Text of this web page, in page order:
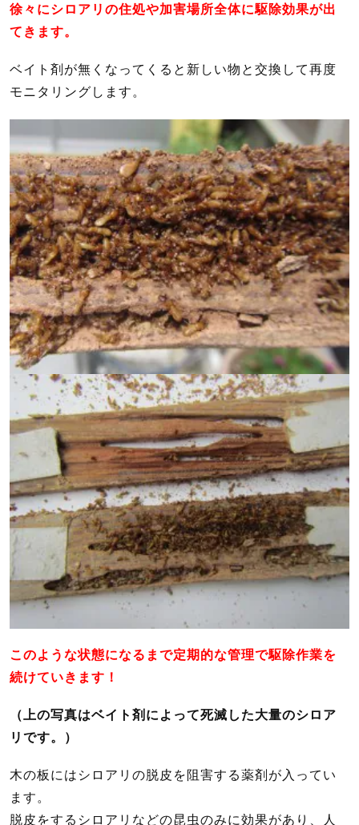
徐々にシロアリの住処や加害場所全体に駆除効果が出
てきます。
ベイト剤が無くなってくると新しい物と交換して再度
モニタリングします。
このような状態になるまで定期的な管理で駆除作業を
続けていきます！
（上の写真はベイト剤によって死滅した大量のシロア
リです。）
木の板にはシロアリの脱皮を阻害する薬剤が入ってい
ます。
脱皮をするシロアリなどの昆虫のみに効果があり、人